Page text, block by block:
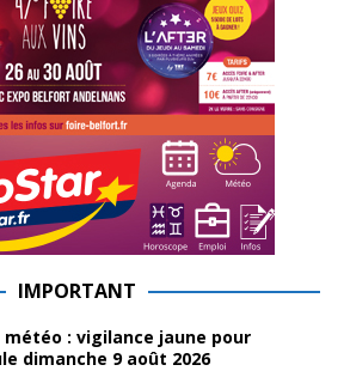
IMPORTANT
: vigilance jaune pour
dimanche 9 août 2026